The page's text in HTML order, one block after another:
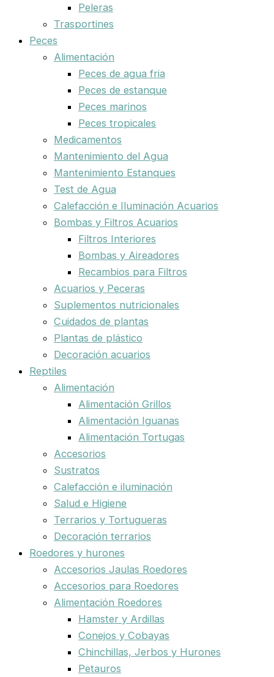
Peleras
Trasportines
Peces
Alimentación
Peces de agua fria
Peces de estanque
Peces marinos
Peces tropicales
Medicamentos
Mantenimiento del Agua
Mantenimiento Estanques
Test de Agua
Calefacción e Iluminación Acuarios
Bombas y Filtros Acuarios
Filtros Interiores
Bombas y Aireadores
Recambios para Filtros
Acuarios y Peceras
Suplementos nutricionales
Cuidados de plantas
Plantas de plástico
Decoración acuarios
Reptiles
Alimentación
Alimentación Grillos
Alimentación Iguanas
Alimentación Tortugas
Accesorios
Sustratos
Calefacción e iluminación
Salud e Higiene
Terrarios y Tortugueras
Decoración terrarios
Roedores y hurones
Accesorios Jaulas Roedores
Accesorios para Roedores
Alimentación Roedores
Hamster y Ardillas
Conejos y Cobayas
Chinchillas, Jerbos y Hurones
Petauros